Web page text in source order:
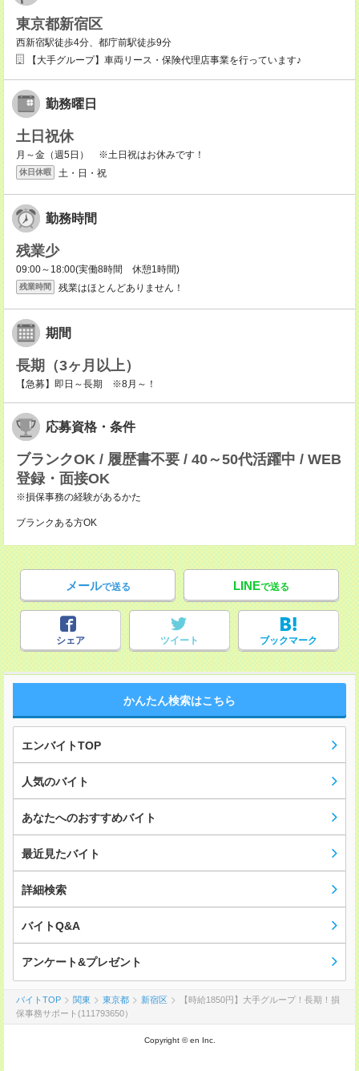
東京都新宿区
西新宿駅徒歩4分、都庁前駅徒歩9分
【大手グループ】車両リース・保険代理店事業を行っています♪
勤務曜日
土日祝休
月～金（週5日） ※土日祝はお休みです！
休日休暇 土・日・祝
勤務時間
残業少
09:00～18:00(実働8時間 休憩1時間)
残業時間 残業はほとんどありません！
期間
長期（3ヶ月以上）
【急募】即日～長期 ※8月～！
応募資格・条件
ブランクOK / 履歴書不要 / 40～50代活躍中 / WEB
登録・面接OK
※損保事務の経験があるかた
ブランクある方OK
メールで送る LINEで送る
シェア ツイート ブックマーク
かんたん検索はこちら
エンバイトTOP
人気のバイト
あなたへのおすすめバイト
最近見たバイト
詳細検索
バイトQ&A
アンケート&プレゼント
バイトTOP 関東 東京都 新宿区
【時給1850円】大手グループ！長期！損
保事務サポート(111793650）
Copyright © en Inc.